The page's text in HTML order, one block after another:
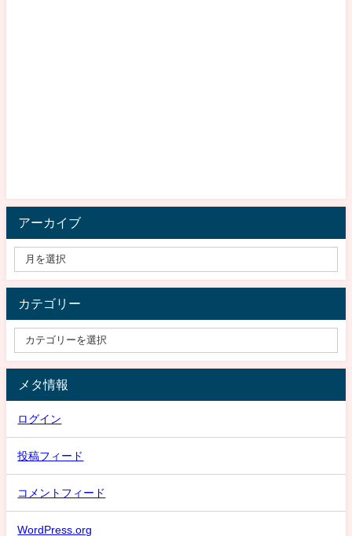
アーカイブ
カテゴリー
メタ情報
ログイン
投稿フィード
コメントフィード
WordPress.org